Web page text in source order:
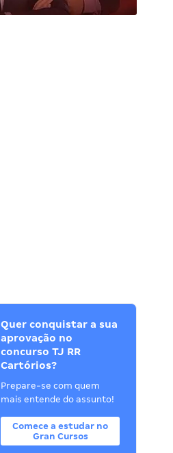
Quer conquistar a sua
aprovação no
concurso TJ RR
Cartórios?
Prepare-se com quem
mais entende do assunto!
Comece a estudar no
Gran Cursos